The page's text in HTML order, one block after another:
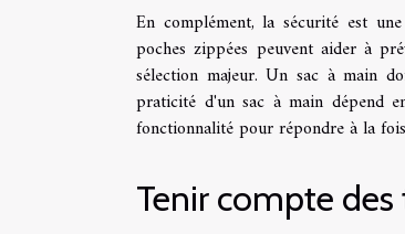
En complément, la sécurité est
poches zippées peuvent aider à
sélection majeur. Un sac à main
praticité d'un sac à main dépend
fonctionnalité pour répondre à la
Tenir compte